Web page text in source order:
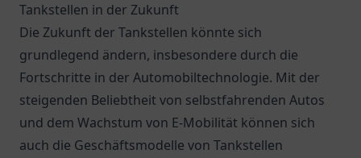
Tankstellen in der Zukunft
Die Zukunft der Tankstellen könnte sich
grundlegend ändern, insbesondere durch die
Fortschritte in der Automobiltechnologie. Mit der
steigenden Beliebtheit von selbstfahrenden Autos
und dem Wachstum von E-Mobilität können sich
auch die Geschäftsmodelle von Tankstellen